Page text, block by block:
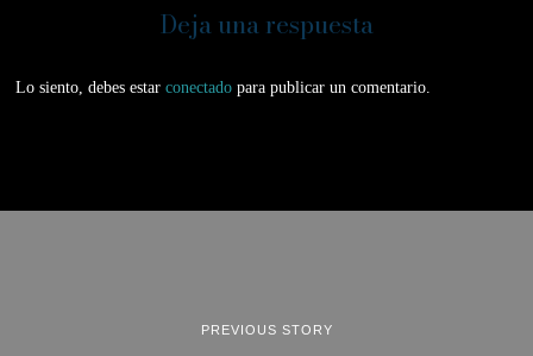
Deja una respuesta
Lo siento, debes estarconectado para publicar un comentario.
PREVIOUS STORY